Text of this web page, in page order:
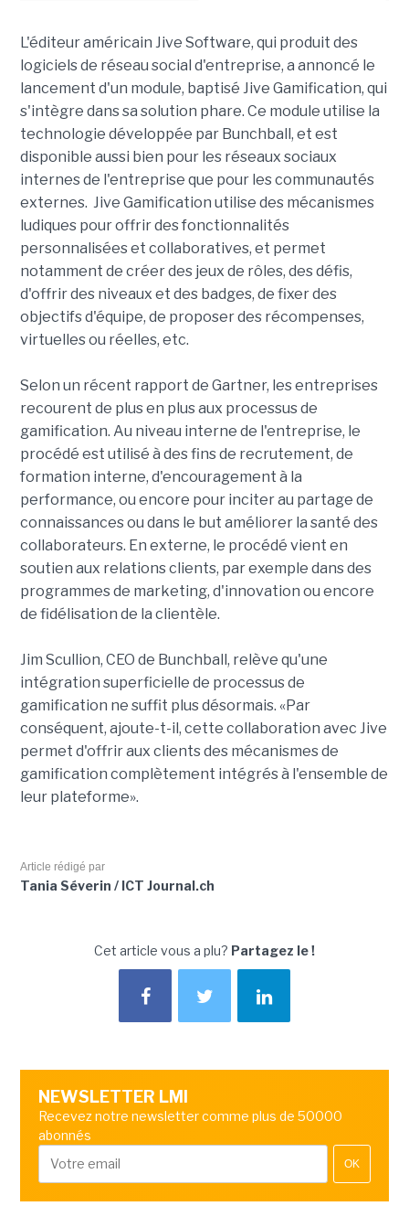
L'éditeur américain Jive Software, qui produit des
logiciels de réseau social d'entreprise, a annoncé le
lancement d'un module, baptisé Jive Gamification, qui
s'intègre dans sa solution phare. Ce module utilise la
technologie développée par Bunchball, et est
disponible aussi bien pour les réseaux sociaux
internes de l'entreprise que pour les communautés
externes. Jive Gamification utilise des mécanismes
ludiques pour offrir des fonctionnalités
personnalisées et collaboratives, et permet
notamment de créer des jeux de rôles, des défis,
d'offrir des niveaux et des badges, de fixer des
objectifs d'équipe, de proposer des récompenses,
virtuelles ou réelles, etc.
Selon un récent rapport de Gartner, les entreprises
recourent de plus en plus aux processus de
gamification. Au niveau interne de l'entreprise, le
procédé est utilisé à des fins de recrutement, de
formation interne, d'encouragement à la
performance, ou encore pour inciter au partage de
connaissances ou dans le but améliorer la santé des
collaborateurs. En externe, le procédé vient en
soutien aux relations clients, par exemple dans des
programmes de marketing, d'innovation ou encore
de fidélisation de la clientèle.
Jim Scullion, CEO de Bunchball, relève qu'une
intégration superficielle de processus de
gamification ne suffit plus désormais. «Par
conséquent, ajoute-t-il, cette collaboration avec Jive
permet d'offrir aux clients des mécanismes de
gamification complètement intégrés à l'ensemble de
leur plateforme».
Article rédigé par
Tania Séverin / ICT Journal.ch
Cet article vous a plu? Partagez le !
NEWSLETTER LMI
Recevez notre newsletter comme plus de 50000
abonnés
OK